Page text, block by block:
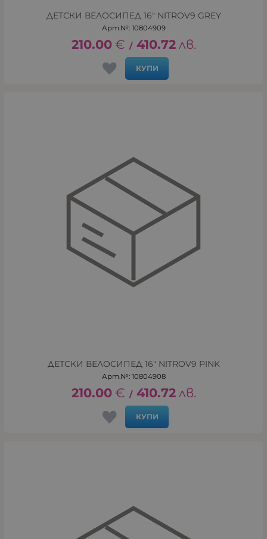
ДЕТСКИ ВЕЛОСИПЕД 16" NITROV9 GREY
Арт.№: 10804909
210.00 € / 410.72 лв.
КУПИ
ДЕТСКИ ВЕЛОСИПЕД 16" NITROV9 PINK
Арт.№: 10804908
210.00 € / 410.72 лв.
КУПИ